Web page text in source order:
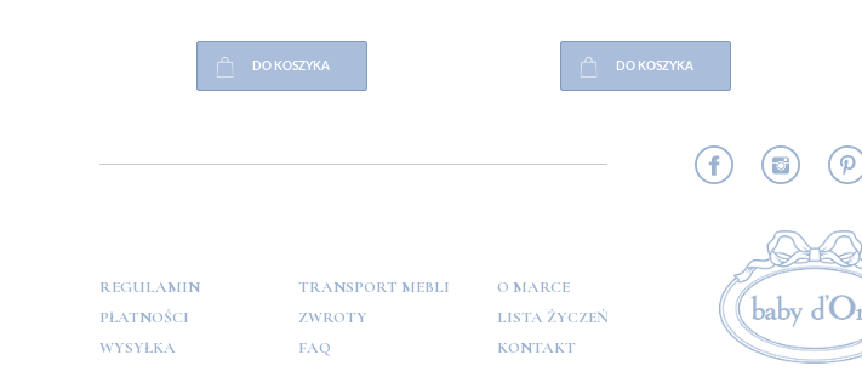
DO KOSZYKA DO KOSZYKA
REGULAMIN
PŁATNOŚCI
WYSYŁKA
TRANSPORT MEBLI
ZWROTY
FAQ
O MARCE
LISTA ŻYCZEŃ
KONTAKT